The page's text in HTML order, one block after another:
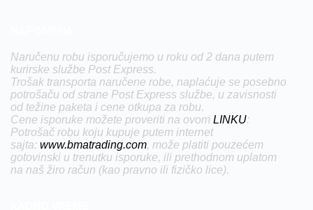
Naručenu robu isporučujemo u roku od 2 dana putem
kurirske službe Post Express.
Trošak transporta naručene robe, naplaćuje se posebno
potrošaču od strane Post Express službe, u zavisnosti
od težine paketa i cene otkupa za robu.
Cene isporuke možete proveriti na ovom LINKU:
Potrošač robu koju kupuje putem internet
sajta: www.bmatrading.com, može platiti pouzećem
gotovinski u trenutku isporuke, ili prethodnom uplatom
na naš žiro račun (kao pravno ili fizičko lice).